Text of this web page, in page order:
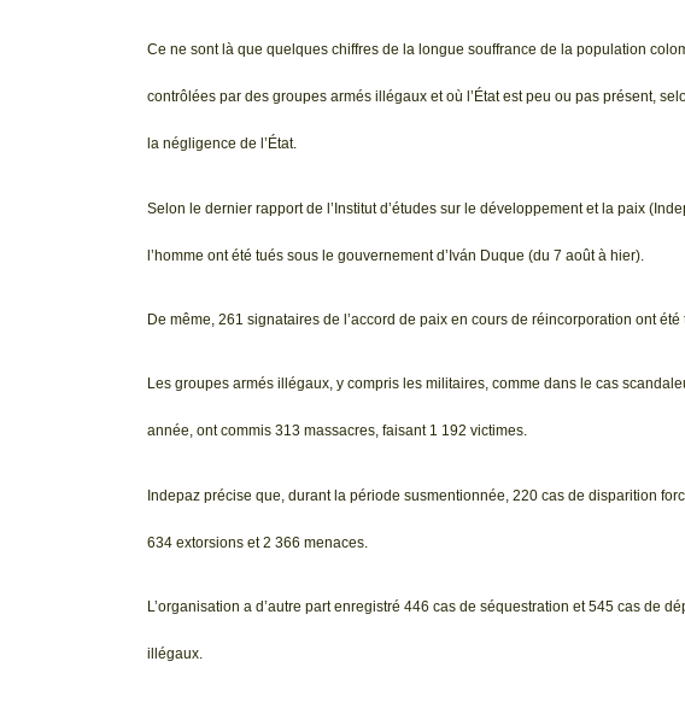
Ce ne sont là que quelques chiffres de la longue souffrance de la population
contrôlées par des groupes armés illégaux et où l’État est peu ou pas présent,
la négligence de l’État.
Selon le dernier rapport de l’Institut d’études sur le développement et la paix
l’homme ont été tués sous le gouvernement d’Iván Duque (du 7 août à hier).
De même, 261 signataires de l’accord de paix en cours de réincorporation ont
Les groupes armés illégaux, y compris les militaires, comme dans le cas
année, ont commis 313 massacres, faisant 1 192 victimes.
Indepaz précise que, durant la période susmentionnée, 220 cas de disparition
634 extorsions et 2 366 menaces.
L’organisation a d’autre part enregistré 446 cas de séquestration et 545 cas de
illégaux.